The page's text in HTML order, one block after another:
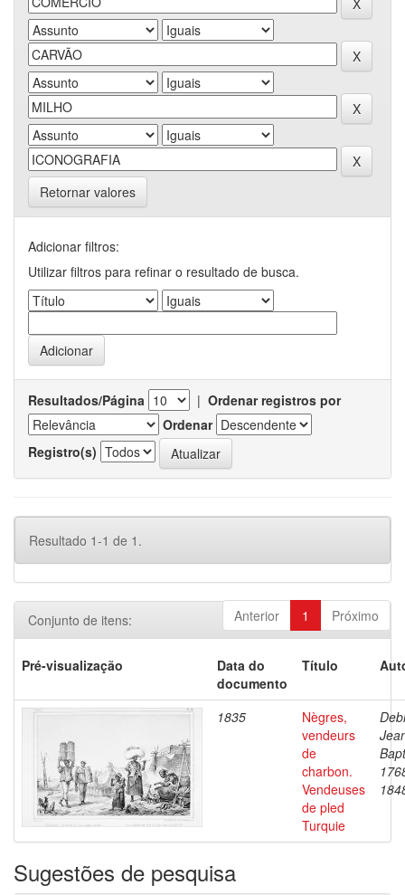
Retornar valores
Adicionar filtros:
Utilizar filtros para refinar o resultado de busca.
Resultados/Página | Ordenar registros por
Ordenar
Registro(s)
Resultado 1-1 de 1.
Anterior 1 Próximo
Conjunto de itens:
Pré-visualização
Data do
documento
Título
1835
Nègres,
vendeurs
de
charbon.
Vendeuses
de pled
Turquie
Sugestões de pesquisa